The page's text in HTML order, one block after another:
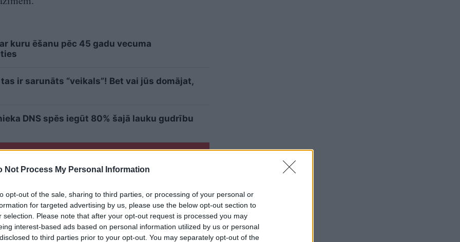
Not Process My Personal Information
opt-out of the sale, sharing to third parties, or processing of your personal or
for targeted advertising by us, please use the below opt-out section to
selection. Please note that after your opt-out request is processed you may
interest-based ads based on personal information utilized by us or personal
to third parties prior to your opt-out. You may separately opt-out of the
kuru ēšanu pēc 45 gadu vecuma
ir sarunāts “veikals”! Bet vai jūs domājat,
DNS spēs iegūt 80% šajā lauku gudrību
citas ziņas